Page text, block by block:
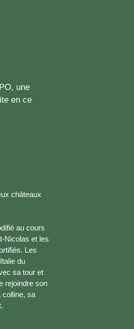
une
en ce
châteaux
au cours
Nicolas et les
Les
du
sa tour et
rejoindre son
colline, sa